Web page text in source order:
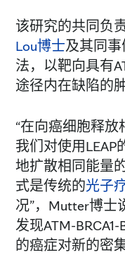
该研究的共同负
Lou博士及其同
法，以靶向具有
途径内在缺陷的肿
“在向癌细胞释放
我们对使用
地扩散相同能量
式是传统的光子
况”，Mutter博士
发现ATM-
的癌症对新的密